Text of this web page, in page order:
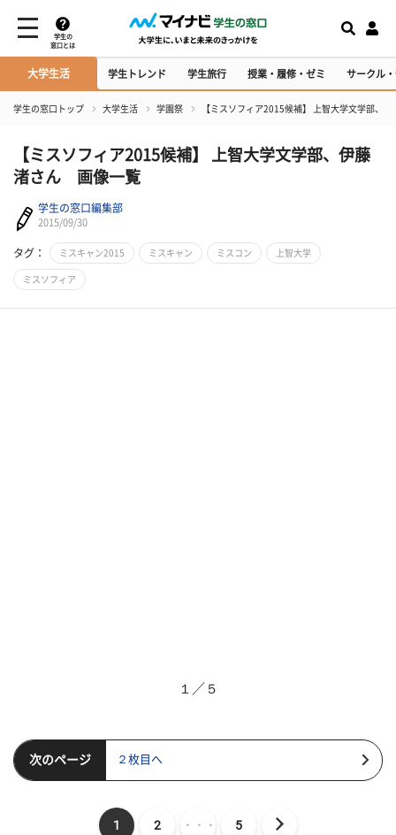
学生の
窓口とは
大学生活 学生トレンド 学生旅行 授業・履修・ゼミ サークル
学生の窓口トップ 大学生活 学園祭 【ミスソフィア2015候補】 上智大学文学部、
【ミスソフィア2015候補】 上智大学文学部、伊藤
渚さん 画像一覧
学生の窓口編集部
2015/09/30
タグ： ミスキャン2015 ミスキャン ミスコン 上智大学
ミスソフィア
１／５
次のページ ２枚目へ
1 2 ・・・ 5